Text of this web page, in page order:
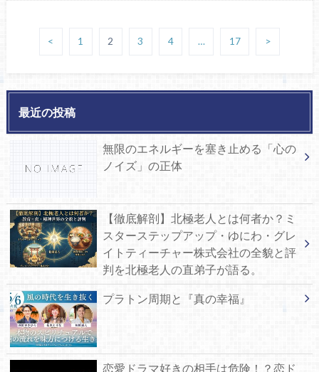
< 1 2 3 4 … 17 >
最近の投稿
無限のエネルギーを塞き止める「心の
ノイズ」の正体
【徹底解剖】北極老人とは何者か？ミ
スターステップアップ・ゆにわ・グレ
イトティーチャー株式会社の全貌と評
判を北極老人の直弟子が語る。
プラトン周期と『真の幸福』
恋愛ドラマ好きの相手は危険！？恋ド